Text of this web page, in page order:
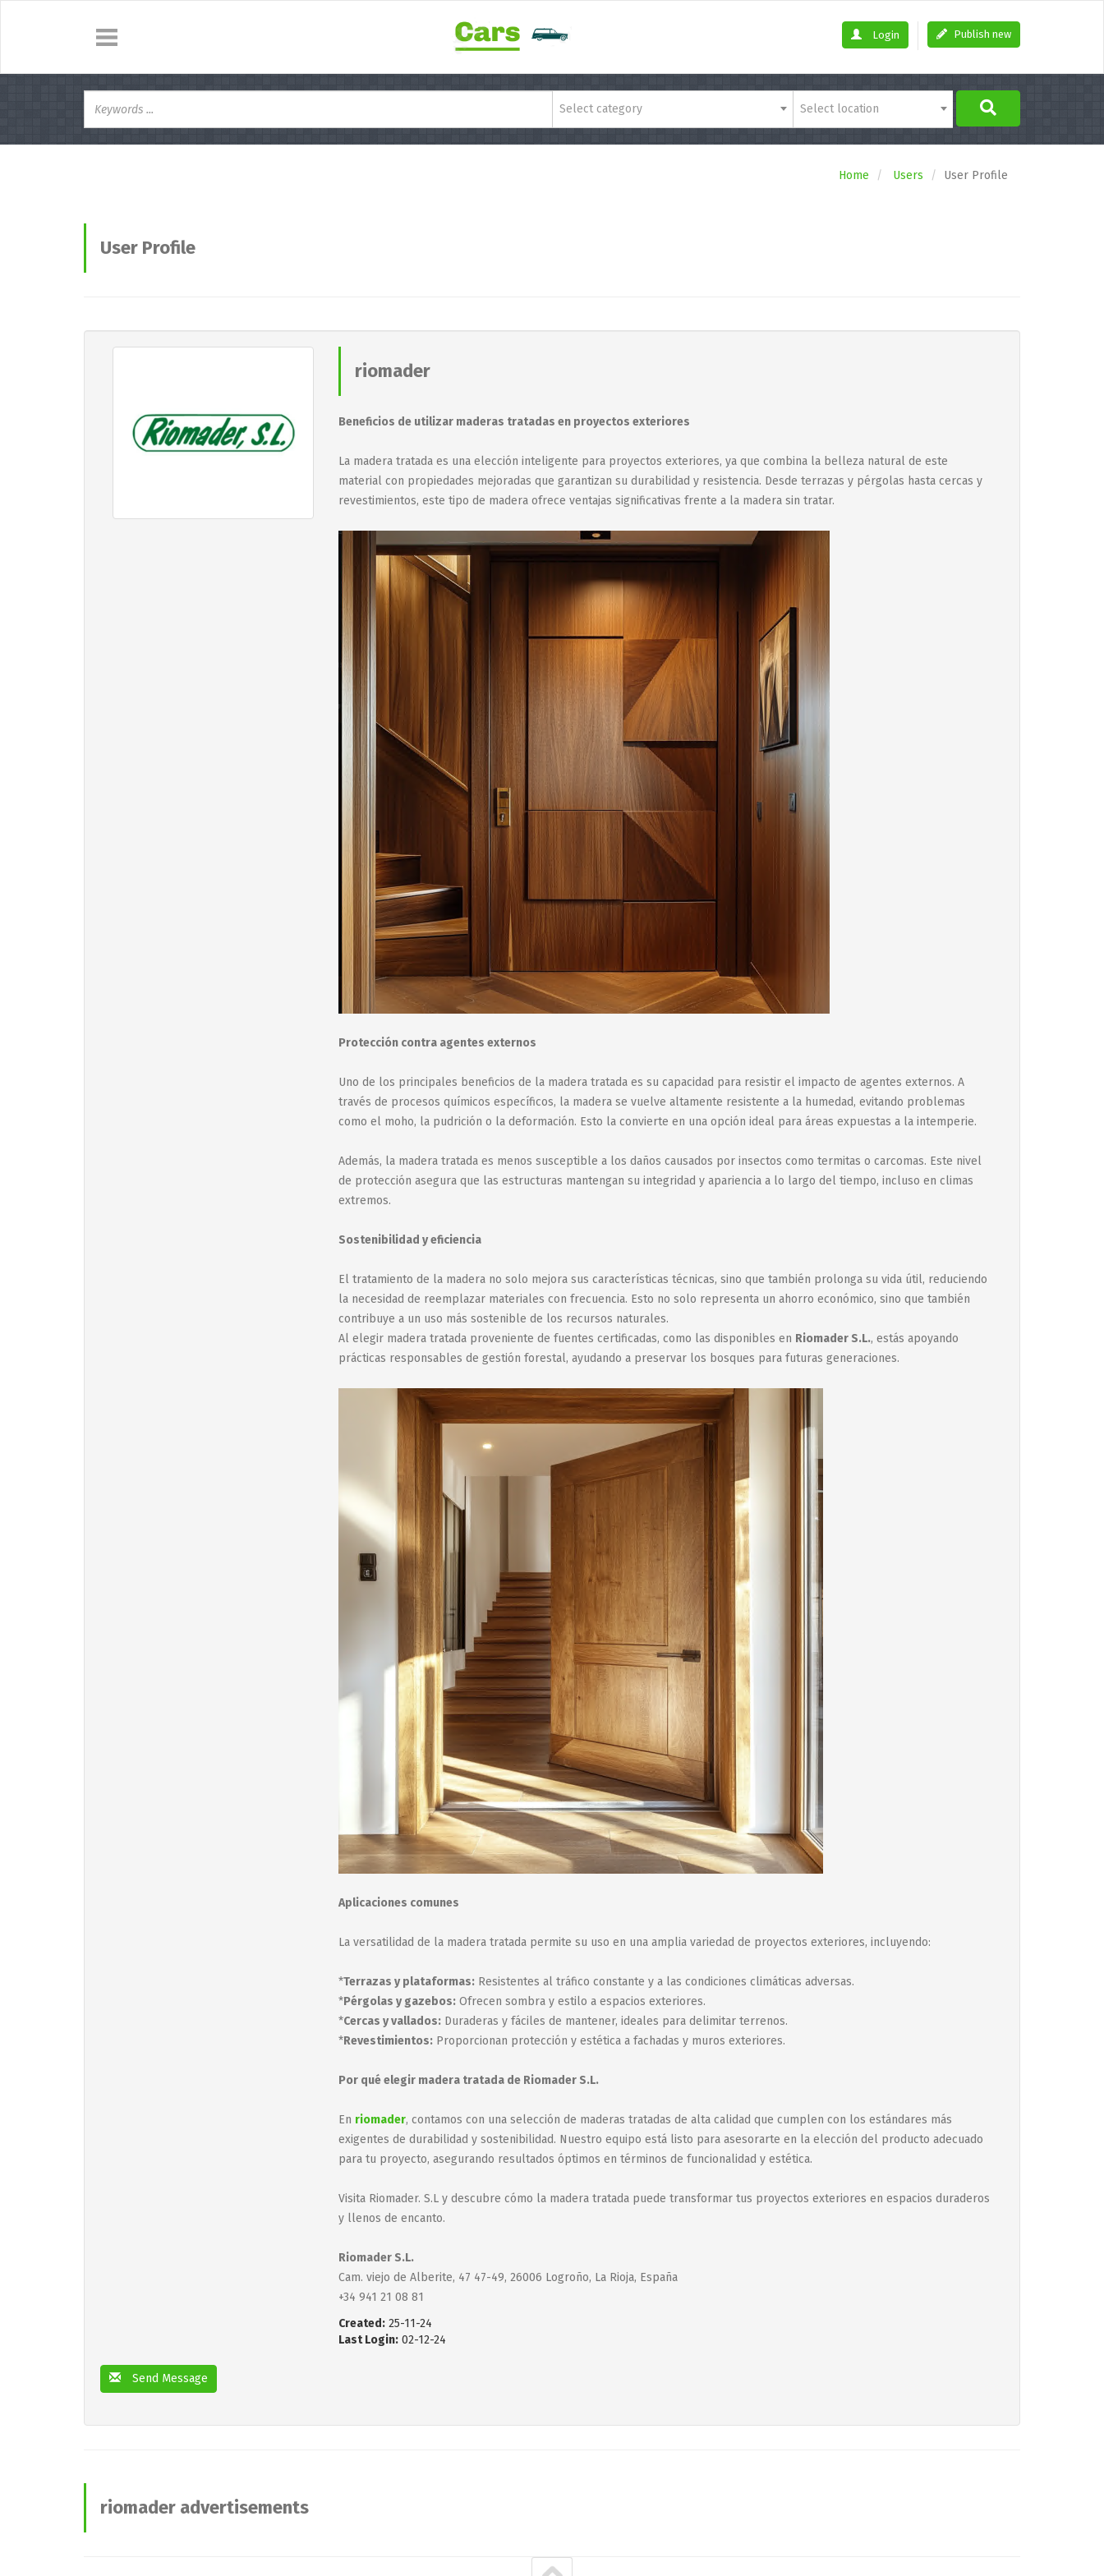
Publish new
Login
Select category Select location
Home Users User Profile
User Profile
riomader
Beneficios de utilizar maderas tratadas en proyectos exteriores
La madera tratada es una elección inteligente para proyectos exteriores, ya que combina la belleza natural de este
material con propiedades mejoradas que garantizan su durabilidad y resistencia. Desde terrazas y pérgolas hasta cercas y
revestimientos, este tipo de madera ofrece ventajas significativas frente a la madera sin tratar.
Protección contra agentes externos
Uno de los principales beneficios de la madera tratada es su capacidad para resistir el impacto de agentes externos. A
través de procesos químicos específicos, la madera se vuelve altamente resistente a la humedad, evitando problemas
como el moho, la pudrición o la deformación. Esto la convierte en una opción ideal para áreas expuestas a la intemperie.
Además, la madera tratada es menos susceptible a los daños causados por insectos como termitas o carcomas. Este nivel
de protección asegura que las estructuras mantengan su integridad y apariencia a lo largo del tiempo, incluso en climas
extremos.
Sostenibilidad y eficiencia
El tratamiento de la madera no solo mejora sus características técnicas, sino que también prolonga su vida útil, reduciendo
la necesidad de reemplazar materiales con frecuencia. Esto no solo representa un ahorro económico, sino que también
contribuye a un uso más sostenible de los recursos naturales.
Al elegir madera tratada proveniente de fuentes certificadas, como las disponibles en Riomader S.L., estás apoyando
prácticas responsables de gestión forestal, ayudando a preservar los bosques para futuras generaciones.
Aplicaciones comunes
La versatilidad de la madera tratada permite su uso en una amplia variedad de proyectos exteriores, incluyendo:
*Terrazas y plataformas: Resistentes al tráfico constante y a las condiciones climáticas adversas.
*Pérgolas y gazebos: Ofrecen sombra y estilo a espacios exteriores.
*Cercas y vallados: Duraderas y fáciles de mantener, ideales para delimitar terrenos.
*Revestimientos: Proporcionan protección y estética a fachadas y muros exteriores.
Por qué elegir madera tratada de Riomader S.L.
En riomader, contamos con una selección de maderas tratadas de alta calidad que cumplen con los estándares más
exigentes de durabilidad y sostenibilidad. Nuestro equipo está listo para asesorarte en la elección del producto adecuado
para tu proyecto, asegurando resultados óptimos en términos de funcionalidad y estética.
Visita Riomader. S.L y descubre cómo la madera tratada puede transformar tus proyectos exteriores en espacios duraderos
y llenos de encanto.
Riomader S.L.
Cam. viejo de Alberite, 47 47-49, 26006 Logroño, La Rioja, España
+34 941 21 08 81
Created: 25-11-24
Last Login: 02-12-24
Send Message
riomader advertisements